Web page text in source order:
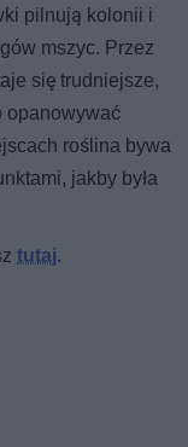
pilnują kolonii i
mszyc. Przez
się trudniejsze,
opanowywać
roślina bywa
jakby była
tutaj.